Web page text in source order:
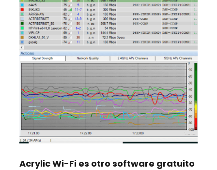
Acrylic Wi-Fi es otro software gratuito